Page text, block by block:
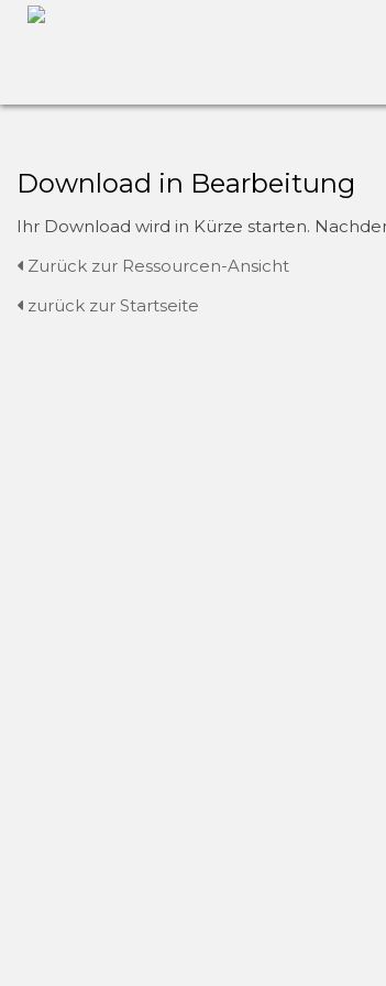
Download in Bearbeitung
Ihr Download wird in Kürze starten.
Zurück zur Ressourcen-Ansicht
zurück zur Startseite